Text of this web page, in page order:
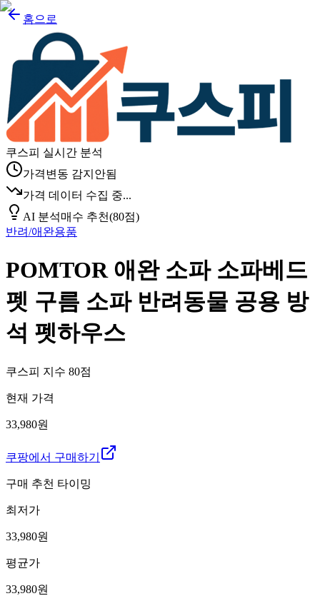
홈으로
쿠스피 실시간 분석
가격변동 감지안됨
가격 데이터 수집 중...
AI 분석매수 추천(80점)
반려/애완용품
POMTOR 애완 소파 소파베드
펫 구름 소파 반려동물 공용 방
석 펫하우스
쿠스피 지수 80점
현재 가격
33,980원
쿠팡에서 구매하기
구매 추천 타이밍
최저가
33,980원
평균가
33,980원